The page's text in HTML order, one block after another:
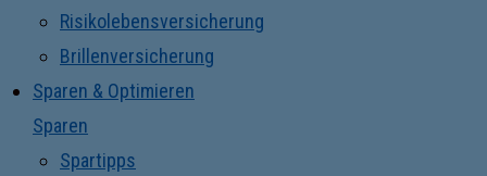
Risikolebensversicherung
Brillenversicherung
Sparen & Optimieren
Sparen
Spartipps